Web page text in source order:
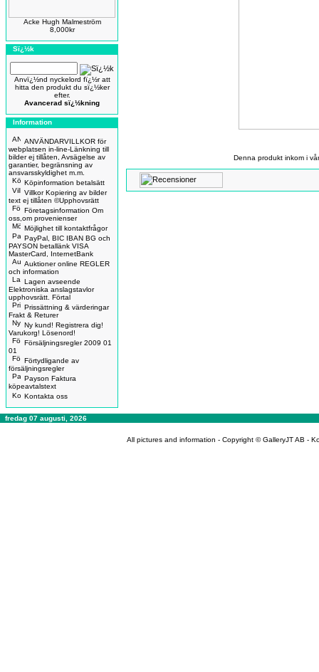
Acke Hugh Malmeström
8,000kr
Sï¿½k
Anvï¿½nd nyckelord fï¿½r att
hitta den produkt du sï¿½ker
efter.
Avancerad sï¿½kning
Information
ANVÄNDARVILLKOR för
webplatsen in-line-Länkning till
bilder ej tillåten, Avsägelse av
garantier, begränsning av
ansvarsskyldighet m.m.
Köpinformation betalsätt
Villkor Kopiering av bilder
text ej tillåten ©Upphovsrätt
Företagsinformation Om
oss,om provenienser
Möjlighet till kontaktfrågor
PayPal, BIC IBAN BG och
PAYSON betallänk VISA
MasterCard, InternetBank
Auktioner online REGLER
och information
Lagen avseende
Elektroniska anslagstavlor
upphovsrätt. Förtal
Prissättning & värderingar
Frakt & Returer
Ny kund! Registrera dig!
Varukorg! Lösenord!
Försäljningsregler 2009 01
01
Förtydligande av
försäljningsregler
Payson Faktura
köpeavtalstext
Kontakta oss
Denna produkt inkom i
fredag 07 augusti, 2026
All pictures and information - Copyright © GalleryJT AB -